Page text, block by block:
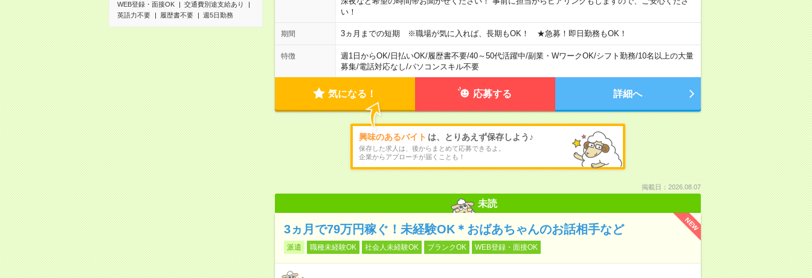
WEB登録・面接OK
交通費別途支給あり
英語力不要
履歴書不要 週5日勤務
い！
期間 3ヵ月までの短期 ※職場が気に入れば、長期もOK！ ★急募！即日勤務もOK！
特徴 週1日からOK/日払いOK/履歴書不要/40～50代活躍中/副業・WワークOK/シフト勤務/10名以上の大量
募集/電話対応なし/パソコンスキル不要
気になる！ 応募する 詳細へ
興味のあるバイト は、とりあえず保存しよう♪
保存した求人は、後からまとめて応募できるよ。
企業からアプローチが届くことも！
掲載日：2026.08.07
未読
NEW
3ヵ月で79万円稼ぐ！未経験OK＊おばあちゃんのお話相手など
派遣 職種未経験OK 社会人未経験OK ブランクOK WEB登録・面接OK